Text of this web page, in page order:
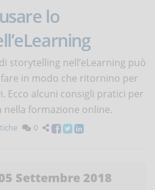
lo
storytelling nell’eLearning può
in modo che ritornino per
Ecco alcuni consigli pratici per
formazione online.
0
Settembre 2018